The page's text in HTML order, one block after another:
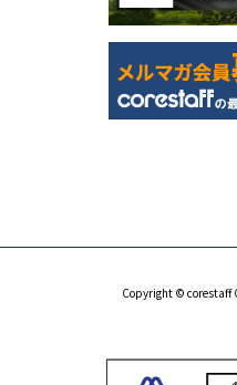
Copyright © corestaff